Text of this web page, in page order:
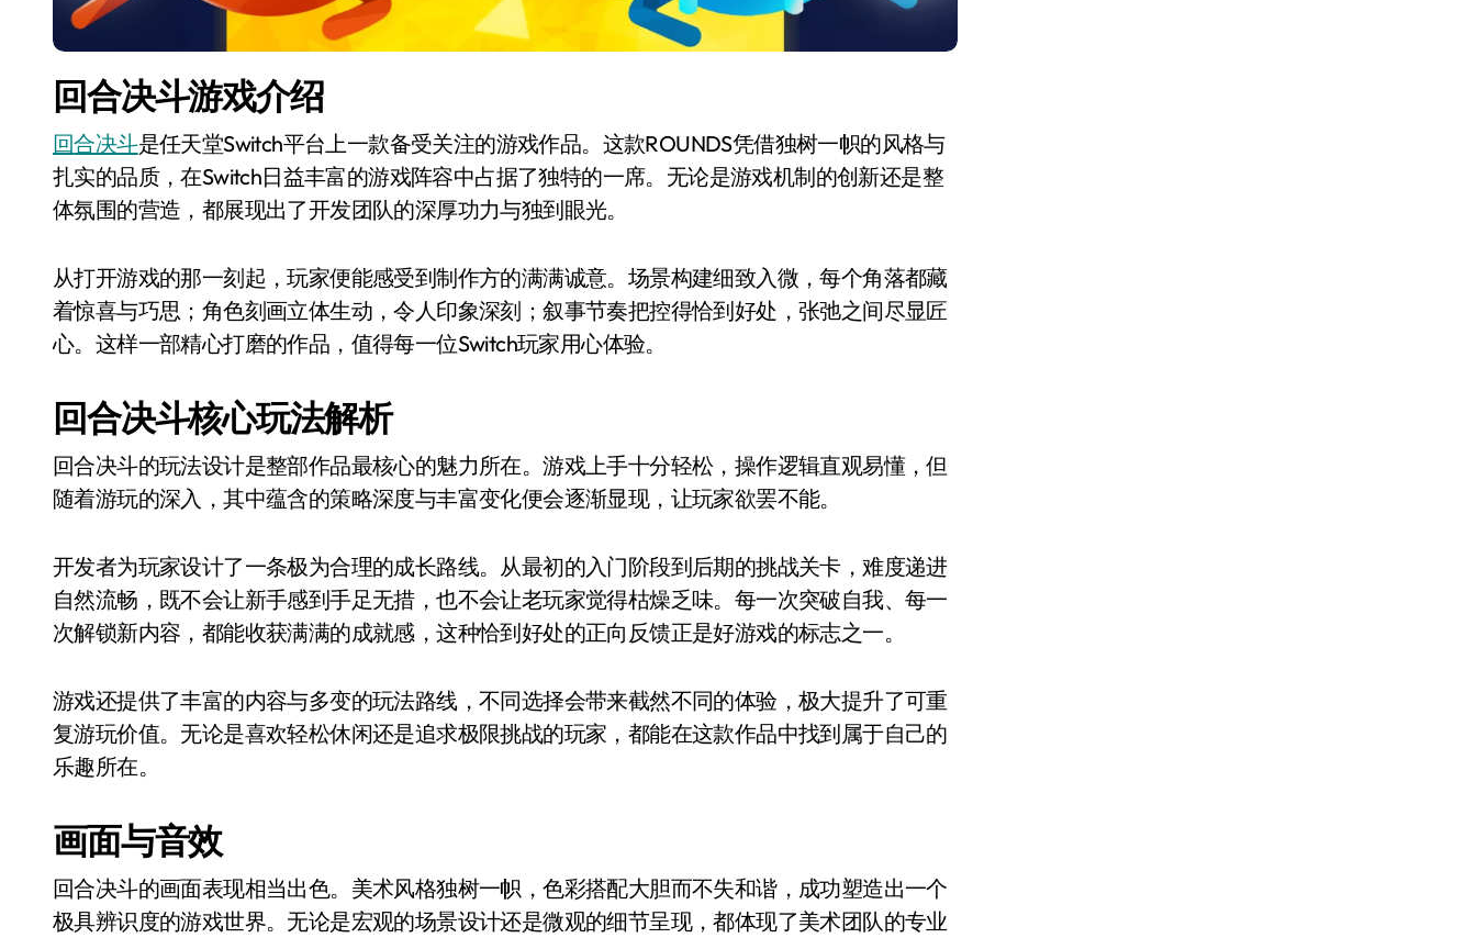
回合决斗游戏介绍
回合决斗是任天堂Switch平台上一款备受关注的游戏作品。这款ROUNDS凭借独树一帜的风格与
扎实的品质，在Switch日益丰富的游戏阵容中占据了独特的一席。无论是游戏机制的创新还是整
体氛围的营造，都展现出了开发团队的深厚功力与独到眼光。
从打开游戏的那一刻起，玩家便能感受到制作方的满满诚意。场景构建细致入微，每个角落都藏
着惊喜与巧思；角色刻画立体生动，令人印象深刻；叙事节奏把控得恰到好处，张弛之间尽显匠
心。这样一部精心打磨的作品，值得每一位Switch玩家用心体验。
回合决斗核心玩法解析
回合决斗的玩法设计是整部作品最核心的魅力所在。游戏上手十分轻松，操作逻辑直观易懂，但
随着游玩的深入，其中蕴含的策略深度与丰富变化便会逐渐显现，让玩家欲罢不能。
开发者为玩家设计了一条极为合理的成长路线。从最初的入门阶段到后期的挑战关卡，难度递进
自然流畅，既不会让新手感到手足无措，也不会让老玩家觉得枯燥乏味。每一次突破自我、每一
次解锁新内容，都能收获满满的成就感，这种恰到好处的正向反馈正是好游戏的标志之一。
游戏还提供了丰富的内容与多变的玩法路线，不同选择会带来截然不同的体验，极大提升了可重
复游玩价值。无论是喜欢轻松休闲还是追求极限挑战的玩家，都能在这款作品中找到属于自己的
乐趣所在。
画面与音效
回合决斗的画面表现相当出色。美术风格独树一帜，色彩搭配大胆而不失和谐，成功塑造出一个
极具辨识度的游戏世界。无论是宏观的场景设计还是微观的细节呈现，都体现了美术团队的专业